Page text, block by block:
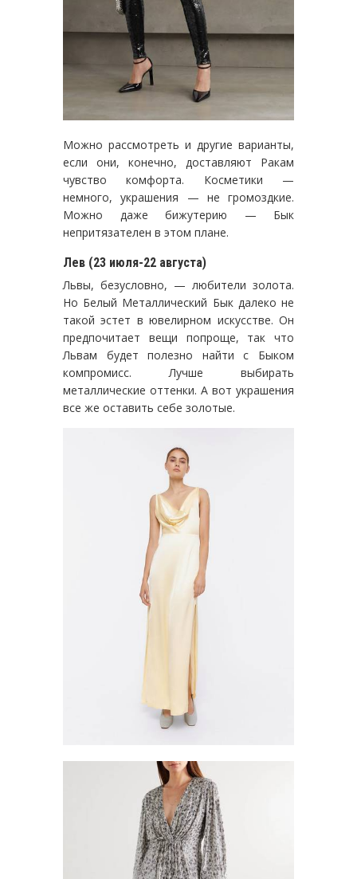
Можно рассмотреть и другие варианты,
если они, конечно, доставляют Ракам
чувство комфорта. Косметики —
немного, украшения — не громоздкие.
Можно даже бижутерию — Бык
непритязателен в этом плане.
Лев (23 июля-22 августа)
Львы, безусловно, — любители золота.
Но Белый Металлический Бык далеко не
такой эстет в ювелирном искусстве. Он
предпочитает вещи попроще, так что
Львам будет полезно найти с Быком
компромисс. Лучше выбирать
металлические оттенки. А вот украшения
все же оставить себе золотые.